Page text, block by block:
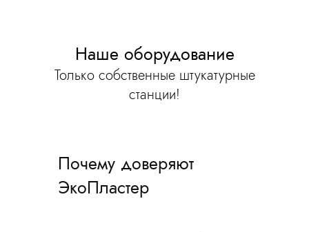
Наше оборудование
Только собственные штукатурные
станции!
Почему доверяют
ЭкоПластер